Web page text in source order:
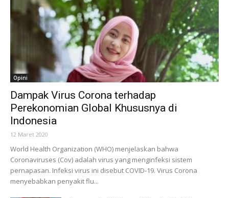
Opini
Dampak Virus Corona terhadap
Perekonomian Global Khususnya di
Indonesia
12 Maret 2020
World Health Organization (WHO) menjelaskan bahwa
Coronaviruses (Cov) adalah virus yang menginfeksi sistem
pernapasan. Infeksi virus ini disebut COVID-19. Virus Corona
menyebabkan penyakit flu...